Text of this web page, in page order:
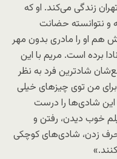
تهران زندگی می‌کند. او که
و نتوانسته حضانت
هم او را مادری بدون مهر
برده است. مریم با این
شادترین فرد به نظر
من توی چیزهای خیلی
شادی‌ها را درست
خوب دیدن، رفتن و
زدن، شادی‌های کوچکی